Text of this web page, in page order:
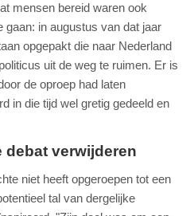
mensen bereid waren ook
gaan: in augustus van dat jaar
opgepakt die naar Nederland
uit de weg te ruimen. Er is
de oproep had laten
in die tijd wel gretig gedeeld en
verwijderen
niet heeft opgeroepen tot een
tal van dergelijke